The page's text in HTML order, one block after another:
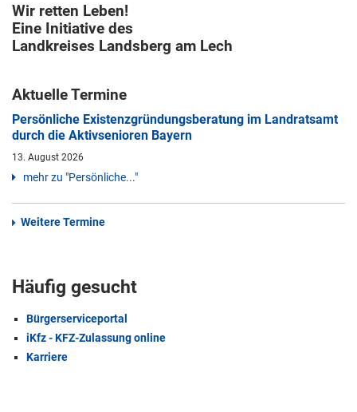
Wir retten Leben!
Eine Initiative des
Landkreises Landsberg am Lech
Aktuelle Termine
Persönliche Existenzgründungsberatung im Landratsamt
durch die Aktivsenioren Bayern
13. August 2026
mehr zu "Persönliche..."
Weitere Termine
Häufig gesucht
Bürgerserviceportal
iKfz - KFZ-Zulassung online
Karriere